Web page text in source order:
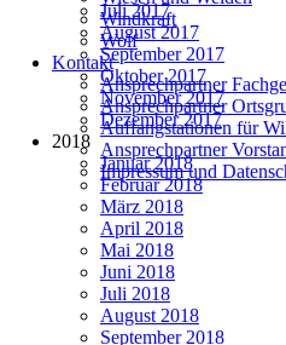
Windkraft
Wolf
Kontakt
Ansprechpartner
Ansprechpartner
Auffangstationen für
Ansprechpartner
Impressum und
Juli 2017
August 2017
September 2017
Oktober 2017
November 2017
Dezember 2017
2018
Januar 2018
Februar 2018
März 2018
April 2018
Mai 2018
Juni 2018
Juli 2018
August 2018
September 2018